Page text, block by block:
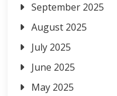
September 2025
August 2025
July 2025
June 2025
May 2025